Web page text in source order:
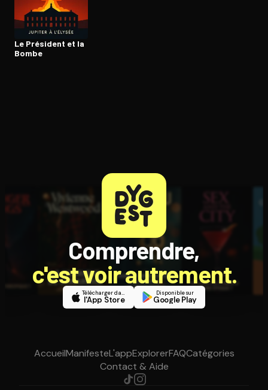
Le Président et la
Bombe
Comprendre,
c'est voir autrement.
Télécharger dans
l'App Store
Disponible sur
Google Play
AccueilManifesteL'appExplorerFAQCatégories
Contact & Aide